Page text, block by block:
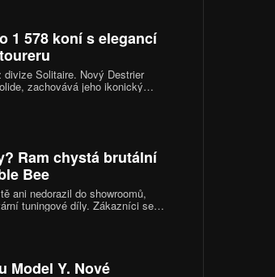
1 578 koní s elegancí
Solitaire. Nový Destrier
zachovává jeho ikonický
ale místo čistě závodního
luxusní interiér a exkluzivitu
Ram chystá brutální
Bee
ani nedorazil do showroomů,
tuningové díly. Zákazníci se
sportovní podvozky i nové výfukové
nim dostane přes hranici 900
Model Y. Nové